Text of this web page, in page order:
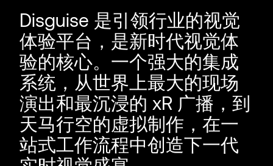
Disguise 是引领行业的视觉
体验平台，是新时代视觉体
验的核心。一个强大的集成
系统，从世界上最大的现场
演出和最沉浸的 xR 广播，到
天马行空的虚拟制作，在一
站式工作流程中创造下一代